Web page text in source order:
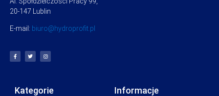
20-147 Lublin
E-mail: biuro@hydroprofit.pl
Kategorie Informacje